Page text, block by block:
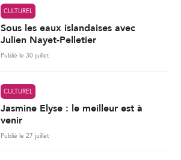
CULTUREL
Sous les eaux islandaises avec
Julien Nayet-Pelletier
Publié le 30 juillet
CULTUREL
Jasmine Elyse : le meilleur est à
venir
Publié le 27 juillet